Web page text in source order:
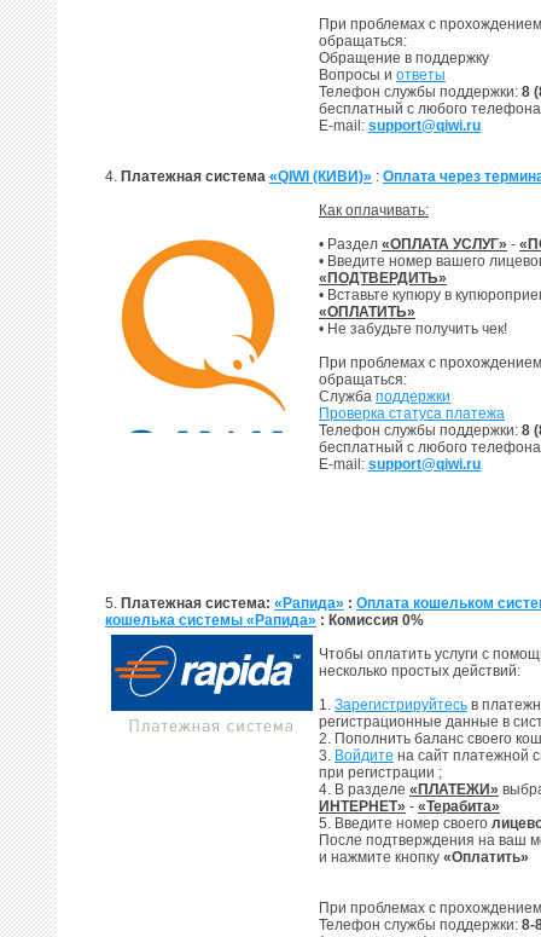
При проблемах с
обращаться:
Обращение в поддержку
Вопросы и ответы
Телефон службы поддержки: 8
бесплатный с любого
E-mail: support@qiwi.ru
4. Платежная система «QIWI (КИВИ)» : Оплата через
Как оплачивать:
• Раздел «ОПЛАТА УСЛУГ» -
• Введите номер вашего
«ПОДТВЕРДИТЬ»
• Вставьте купюру в
«ОПЛАТИТЬ»
• Не забудьте получить чек!
При проблемах с
обращаться:
Служба поддержки
Проверка статуса платежа
Телефон службы поддержки: 8
бесплатный с любого
E-mail: support@qiwi.ru
5. Платежная система: «Рапида» : Оплата кошельком
кошелька системы «Рапида» : Комиссия 0%
Чтобы оплатить услуги с
несколько простых действий:
1. Зарегистрируйтесь в
регистрационные данные в
2. Пополнить баланс своего
3. Войдите на сайт платежной
при регистрации ;
4. В разделе «ПЛАТЕЖИ»
ИНТЕРНЕТ» - «Терабита»
5. Введите номер своего
После подтверждения на ваш
и нажмите кнопку «Оплатить»
При проблемах с
Телефон службы поддержки: 8-